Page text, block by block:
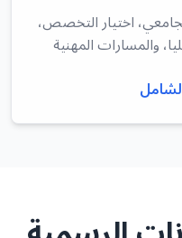
اختيار التخصص،
والمسارات المهنية